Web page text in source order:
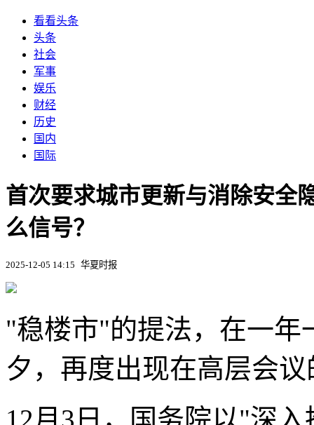
看看头条
头条
社会
军事
娱乐
财经
历史
国内
国际
首次要求城市更新与消除安全
么信号？
2025-12-05 14:15 华夏时报
"稳楼市"的提法，在一年
夕，再度出现在高层会
12月3日，国务院以"深